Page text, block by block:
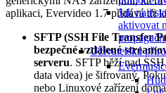
Jak
aktivovat
Uživatelská
Evermusic
aplikaci, Evervideo 1.7 přidává tři
SFTP (SSH File Transfer
bezpečné vzdálené
serveru. SFTP běží nad
data videa) je šifrovaný.
nebo Linuxové zařízení